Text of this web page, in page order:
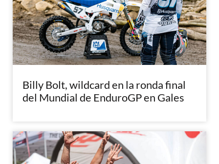
Billy Bolt, wildcard en la ronda final
del Mundial de EnduroGP en Gales